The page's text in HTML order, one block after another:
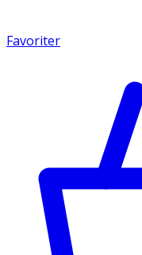
Favoriter